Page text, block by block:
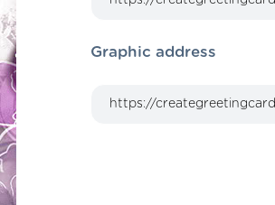
Graphic address